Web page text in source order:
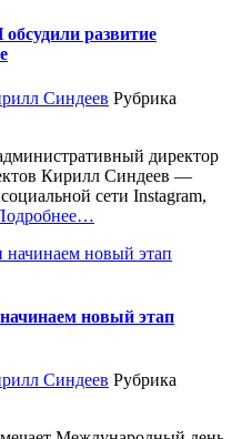
развитие
Синдеев Рубрика
директор
Кирилл Синдеев —
сети Instagram,
«%s»
…
новый этап
Синдеев Рубрика